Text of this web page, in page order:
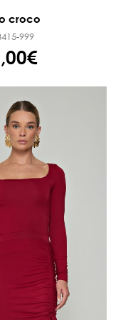
croco
999